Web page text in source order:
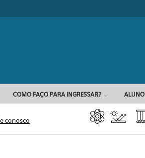
COMO FAÇO PARA INGRESSAR?
conosco